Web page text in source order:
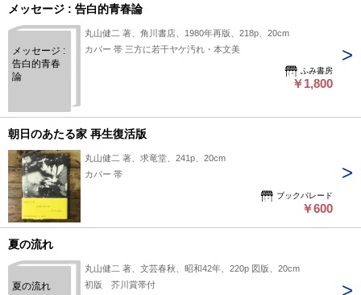
メッセージ : 告白的青春論
メッセージ :
告白的青春
論
丸山健二 著、角川書店、1980年再版、218p、20cm
カバー 帯 三方に若干ヤケ汚れ・本文美
ふみ書房
￥1,800
朝日のあたる家 再生復活版
丸山健二 著、求竜堂、241p、20cm
カバー 帯
ブックパレード
￥600
夏の流れ
夏の流れ
丸山健二 著、文芸春秋、昭和42年、220p 図版、20cm
初版 芥川賞帯付